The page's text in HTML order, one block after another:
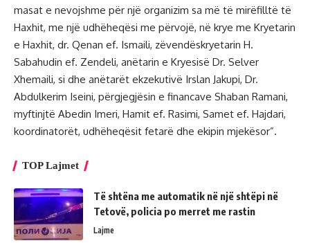
masat e nevojshme për një organizim sa më të mirëfilltë të
Haxhit, me një udhëheqësi me përvojë, në krye me Kryetarin
e Haxhit, dr. Qenan ef. Ismaili, zëvendëskryetarin H.
Sabahudin ef. Zendeli, anëtarin e Kryesisë Dr. Selver
Xhemaili, si dhe anëtarët ekzekutivë Irslan Jakupi, Dr.
Abdulkerim Iseini, përgjegjësin e financave Shaban Ramani,
myftinjtë Abedin Imeri, Hamit ef. Rasimi, Samet ef. Hajdari,
koordinatorët, udhëheqësit fetarë dhe ekipin mjekësor”.
TOP Lajmet
Të shtëna me automatik në një shtëpi në
Tetovë, policia po merret me rastin
Lajme